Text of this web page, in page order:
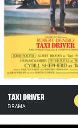
TAXI DRIVER
DRAMA